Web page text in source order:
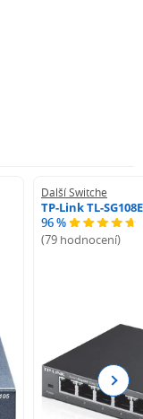
Další Switche
TP-Link TL-SG108E
96 %
(79 hodnocení)
Next